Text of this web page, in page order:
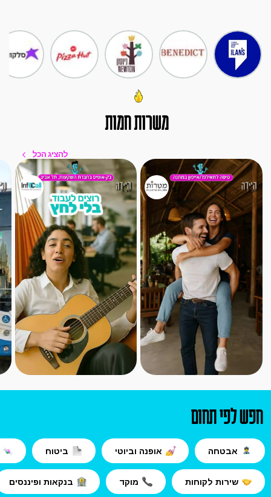
משרות חמות
להציג הכל
חפש לפי תחום
אבטחה אופנה וביוטי ביטוח
שירות לקוחות מוקד בנקאות ופיננסים